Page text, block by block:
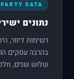
DATA
נתונים
רשימות דיוור,
שלוש שנים,